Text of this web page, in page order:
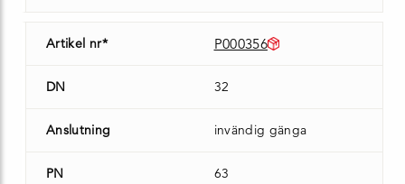
Artikel nr* P000356
DN 32
Anslutning invändig gänga
PN 63